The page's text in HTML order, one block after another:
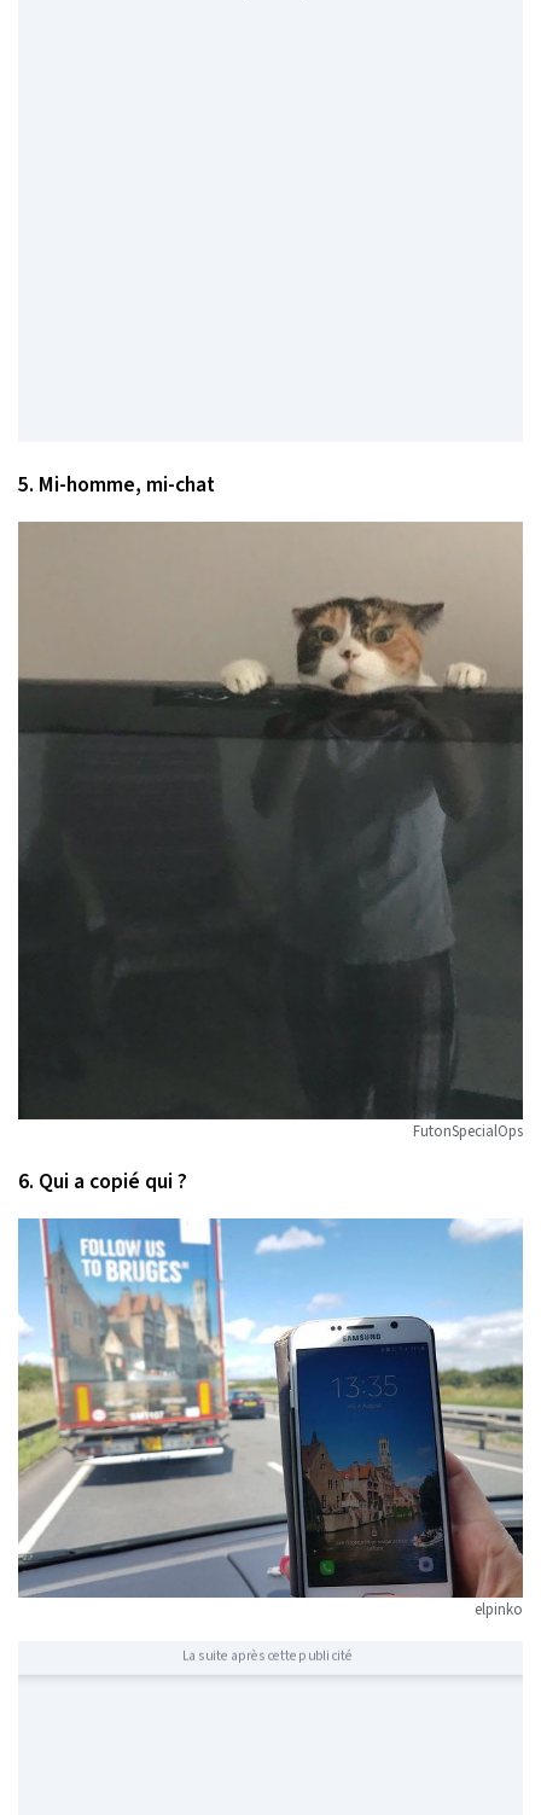
5. Mi-homme, mi-chat
FutonSpecialOps
6. Qui a copié qui ?
elpinko
La suite après cette publicité